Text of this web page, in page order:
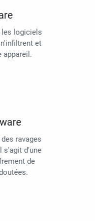
les logiciels
et
appareil.
ravages
s'agit d'une
de